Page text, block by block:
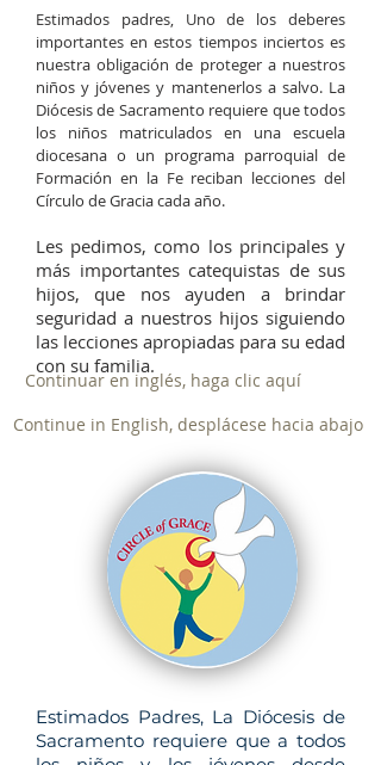
Estimados padres, Uno de los deberes
importantes en estos tiempos inciertos es
nuestra obligación de proteger a nuestros
niños y jóvenes y mantenerlos a salvo. La
Diócesis de Sacramento requiere que todos
los niños matriculados en una escuela
diocesana o un programa parroquial de
Formación en la Fe reciban lecciones del
Círculo de Gracia cada año.
Les pedimos, como los principales y
más importantes catequistas de sus
hijos, que nos ayuden a brindar
seguridad a nuestros hijos siguiendo
las lecciones apropiadas para su edad
con su familia.
Continue in English, desplácese hacia abajo
Continuar en inglés, haga clic aquí
Estimados Padres, La Diócesis de
Sacramento requiere que a todos